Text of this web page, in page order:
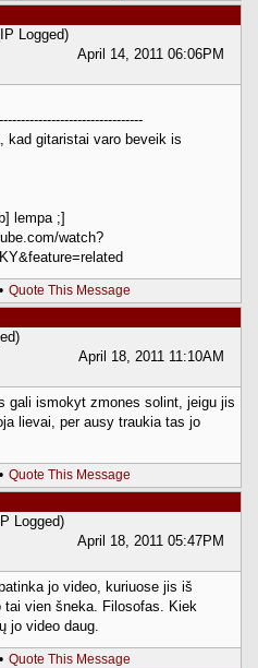
Logged)
April 14, 2011 06:06PM
kad gitaristai varo beveik is
lempa ;]
watch?
• Quote This Message
April 18, 2011 11:10AM
gali ismokyt zmones solint, jeigu jis
lievai, per ausy traukia tas jo
• Quote This Message
Logged)
April 18, 2011 05:47PM
jo video, kuriuose jis iš
tai vien šneka. Filosofas. Kiek
jo video daug.
• Quote This Message